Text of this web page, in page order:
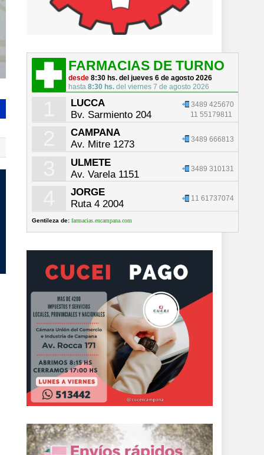
FARMACIAS DE TURNO
desde 8:30 hs. del jueves 6 de agosto 2026
hasta 8:30 hs.del viernes 7 de agosto 2026
LUCCA
Bv. Sarmiento 204
3489 425670
11 55179811
CAMPANA
Av. Mitre 1273
3489 666813
ULMETE
Av. Varela 1151
3489 310131
JORGE
Ruta 4 2004
11 61737074
Gentileza de: farmacias.encampana.com